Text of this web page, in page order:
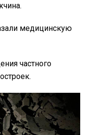
медицинскую
частного